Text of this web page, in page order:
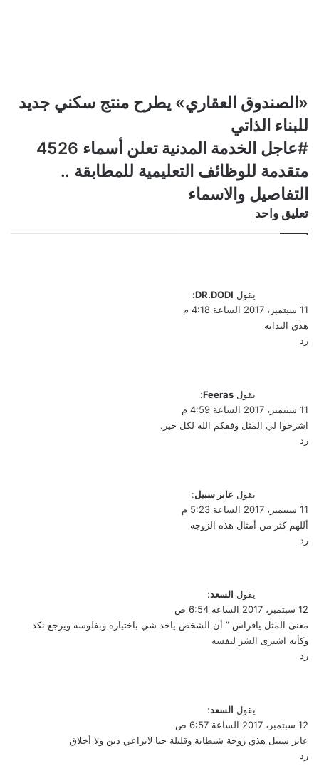
«الصندوق
يطرح
منتج
سكني
جديد
للبناء
الذاتي
«الصندوق العقاري» يطرح منتج سكني جديد
للبناء الذاتي
#عاجل
المدنية
تعلن
أسماء
4526
متقدمة
التفاصيل
والاسماء
#عاجل الخدمة المدنية تعلن أسماء 4526
متقدمة للوظائف التعليمية للمطابقة ..
التفاصيل والاسماء
تعليق واحد
يقول DR.DODI
:
11 سبتمبر، 2017 الساعة 4:18 م
هذي البدايه
رد
يقول Feeras
:
11 سبتمبر، 2017 الساعة 4:59 م
اشرحوا لي المثل وفقكم الله لكل خير.
رد
يقول عابر سبيل:
11 سبتمبر، 2017 الساعة 5:23 م
أللهم كثر من أمثال هذه الزوجة
رد
يقول السعد:
12 سبتمبر، 2017 الساعة 6:54 ص
معنى المثل يافراس ” أن الشخص ياخذ شي باختياره وبفلوسه ويرجع نكد
وكأنه اشترى الشر لنفسه
رد
يقول السعد:
12 سبتمبر، 2017 الساعة 6:57 ص
عابر سبيل هذي زوجة شيطانة وقليلة حيا لاتراعي دين ولا أخلاق
رد